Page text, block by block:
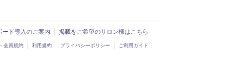
ード導入のご案内 掲載をご希望のサロン様はこちら
会員規約 利用規約 プライバシーポリシー ご利用ガイド